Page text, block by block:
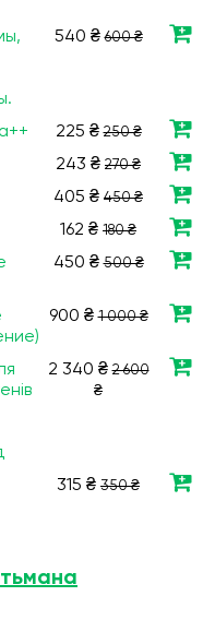
540 ₴600 ₴
225 ₴250 ₴
243 ₴ 270 ₴
405 ₴ 450 ₴
162 ₴ 180 ₴
450 ₴500 ₴
900 ₴1 000 ₴
2 340 ₴2 600
₴
315 ₴ 350 ₴